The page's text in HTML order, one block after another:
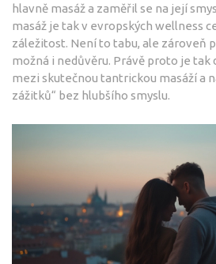
hlavně masáž a zaměřil se na její
masáž je tak v evropských wellness
záležitost. Není to tabu, ale zároveň
možná i nedůvěru. Právě proto je
mezi skutečnou tantrickou masáží a
zážitků“ bez hlubšího smyslu.